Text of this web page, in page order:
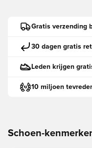
Gratis verzending
30 dagen gratis
Leden krijgen
10 miljoen
Schoen-